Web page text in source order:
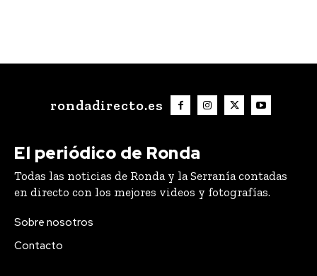
rondadirecto.es
El periódico de Ronda
Todas las noticias de Ronda y la Serranía contadas
en directo con los mejores videos y fotografías.
Sobre nosotros
Contacto